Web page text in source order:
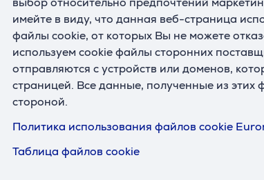
имейте в виду, что данная веб-страница
файлы cookie, от которых Вы не можете
используем cookie файлы сторонних
отправляются с устройств или доменов,
страницей. Все данные, полученные из этих
стороной.
Политика использования файлов cookie
Таблица файлов cookie
Подходящие